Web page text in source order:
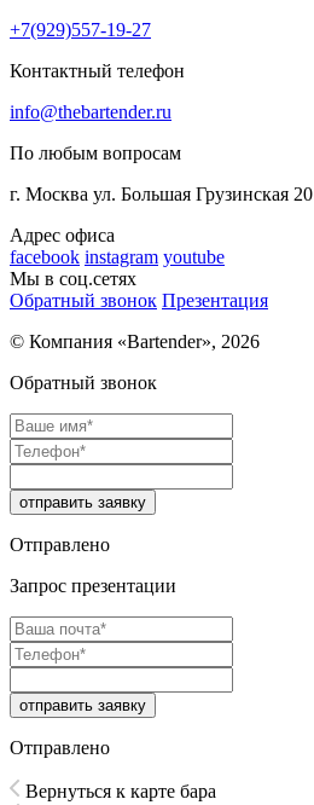
+7(929)557-19-27
Контактный телефон
info@thebartender.ru
По любым вопросам
г. Москва ул. Большая Грузинская 20
Адрес офиса
facebook instagram youtube
Мы в соц.сетях
Обратный звонок Презентация
© Компания «Bartender», 2026
Обратный звонок
отправить заявку
Отправлено
Запрос презентации
отправить заявку
Отправлено
Вернуться к карте бара